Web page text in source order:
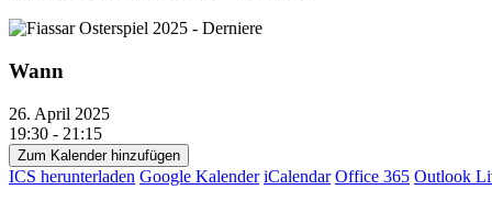
Wann
26. April 2025
19:30 - 21:15
Zum Kalender hinzufügen
ICS herunterladen Google Kalender iCalendar Office 365 Outlook